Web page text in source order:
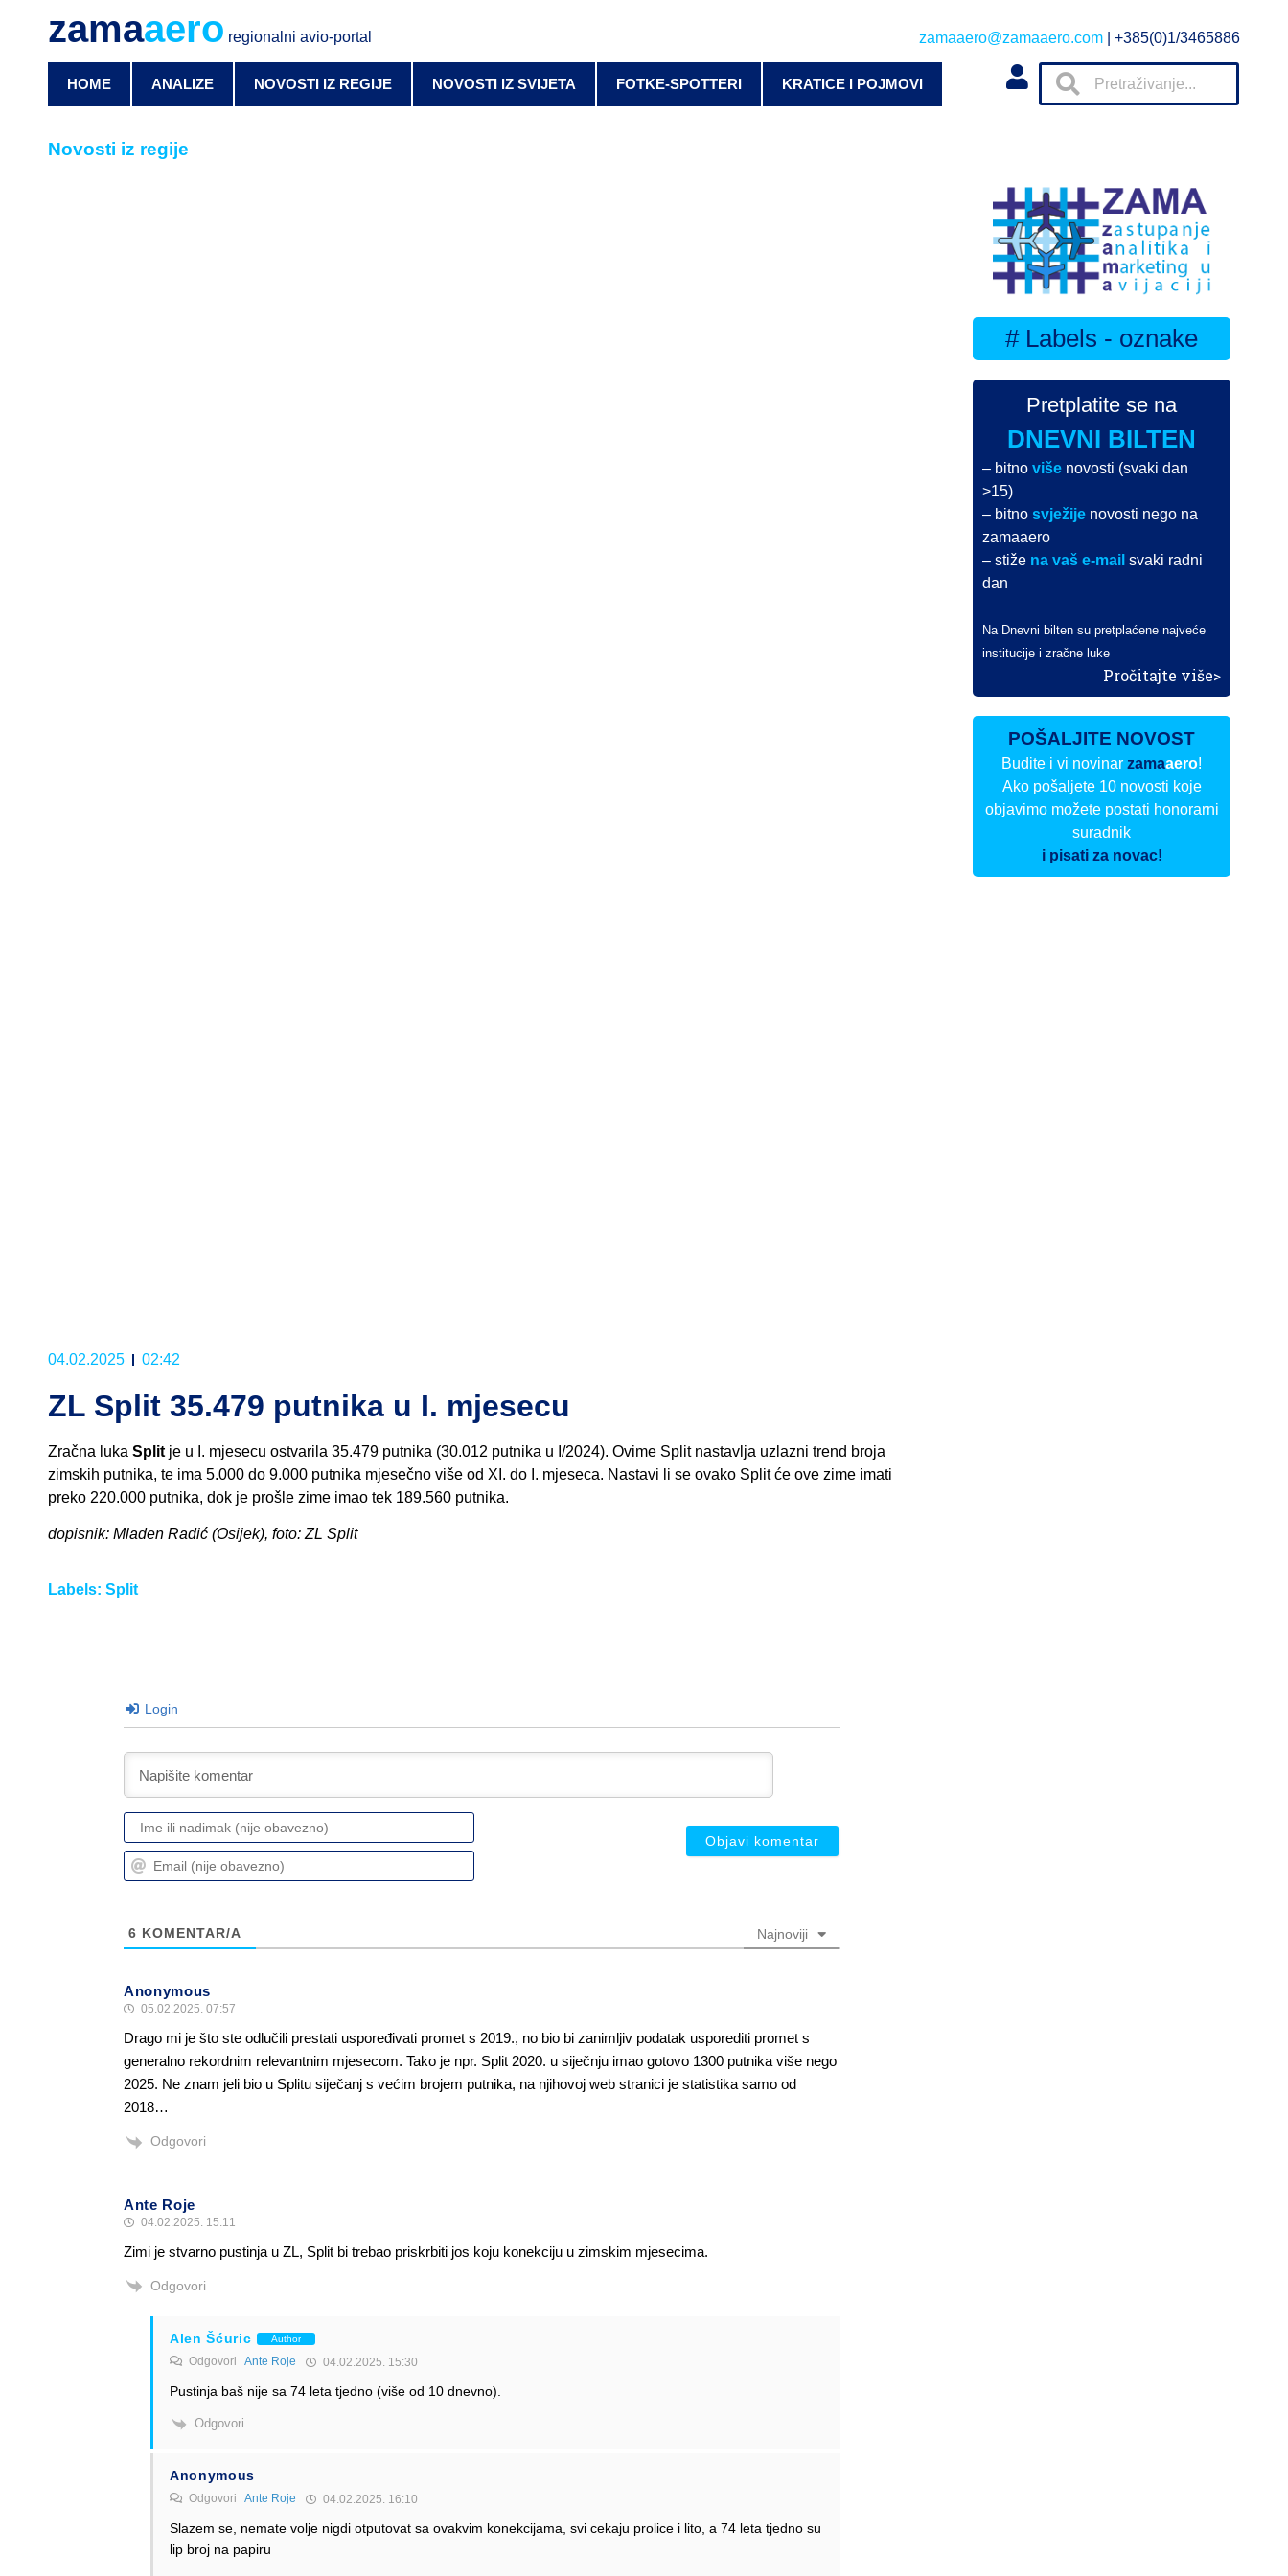
zamaaero regionalni avio-portal zamaaero@zamaaero.com | +385(0)1/3465886
HOME ANALIZE NOVOSTI IZ REGIJE NOVOSTI IZ SVIJETA FOTKE-SPOTTERI KRATICE I POJMOVI
Novosti iz regije
04.02.2025 02:42
ZL Split 35.479 putnika u I. mjesecu
Zračna luka Split je u I. mjesecu ostvarila 35.479 putnika (30.012 putnika u I/2024). Ovime Split nastavlja uzlazni trend broja
zimskih putnika, te ima 5.000 do 9.000 putnika mjesečno više od XI. do I. mjeseca. Nastavi li se ovako Split će ove zime imati
preko 220.000 putnika, dok je prošle zime imao tek 189.560 putnika.
dopisnik: Mladen Radić (Osijek), foto: ZL Split
Labels: Split
Login
Ime
ili
nadimak
Email
(nije
6 KOMENTAR/A Najnoviji
Anonymous
05.02.2025. 07:57
Drago mi je što ste odlučili prestati uspoređivati promet s 2019., no bio bi zanimljiv podatak usporediti promet s
generalno rekordnim relevantnim mjesecom. Tako je npr. Split 2020. u siječnju imao gotovo 1300 putnika više nego
2025. Ne znam jeli bio u Splitu siječanj s većim brojem putnika, na njihovoj web stranici je statistika samo od
2018…
Odgovori
Ante Roje
04.02.2025. 15:11
Zimi je stvarno pustinja u ZL, Split bi trebao priskrbiti jos koju konekciju u zimskim mjesecima.
Odgovori
Alen Šćuric Author
Odgovori Ante Roje 04.02.2025. 15:30
Pustinja baš nije sa 74 leta tjedno (više od 10 dnevno).
Odgovori
Anonymous
Odgovori Ante Roje 04.02.2025. 16:10
Slazem se, nemate volje nigdi otputovat sa ovakvim konekcijama, svi cekaju prolice i lito, a 74 leta tjedno su
lip broj na papiru
# Labels - oznake
Pretplatite se na
DNEVNI BILTEN
– bitnoviše novosti (svaki dan
>15)
– bitnosvježije novosti nego na
zamaaero
– stiže na vaš e-mail svaki radni
dan
Na Dnevni bilten su pretplaćene najveće
institucije i zračne luke
Pročitajte više>
POŠALJITE NOVOST
Budite i vi novinarzamaaero!
Ako pošaljete 10 novosti koje
objavimo možete postati honorarni
suradnik
i pisati za novac!